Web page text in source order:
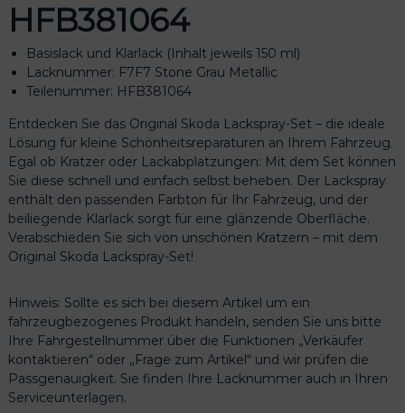
o
n
e
G
a
u
M
e
t
a
l
c
H
F
B
3
8
HFB381064
Basislack und Klarlack (Inhalt jeweils 150 ml)
Lacknummer: F7F7 Stone Grau Metallic
Teilenummer: HFB381064
Entdecken Sie das Original Skoda Lackspray-Set – die ideale
Lösung für kleine Schönheitsreparaturen an Ihrem Fahrzeug.
Egal ob Kratzer oder Lackabplatzungen: Mit dem Set können
Sie diese schnell und einfach selbst beheben. Der Lackspray
enthält den passenden Farbton für Ihr Fahrzeug, und der
beiliegende Klarlack sorgt für eine glänzende Oberfläche.
Verabschieden Sie sich von unschönen Kratzern – mit dem
Original Skoda Lackspray-Set!
Hinweis: Sollte es sich bei diesem Artikel um ein
fahrzeugbezogenes Produkt handeln, senden Sie uns bitte
Ihre Fahrgestellnummer über die Funktionen „Verkäufer
kontaktieren“ oder „Frage zum Artikel“ und wir prüfen die
Passgenauigkeit. Sie finden Ihre Lacknummer auch in Ihren
Serviceunterlagen.